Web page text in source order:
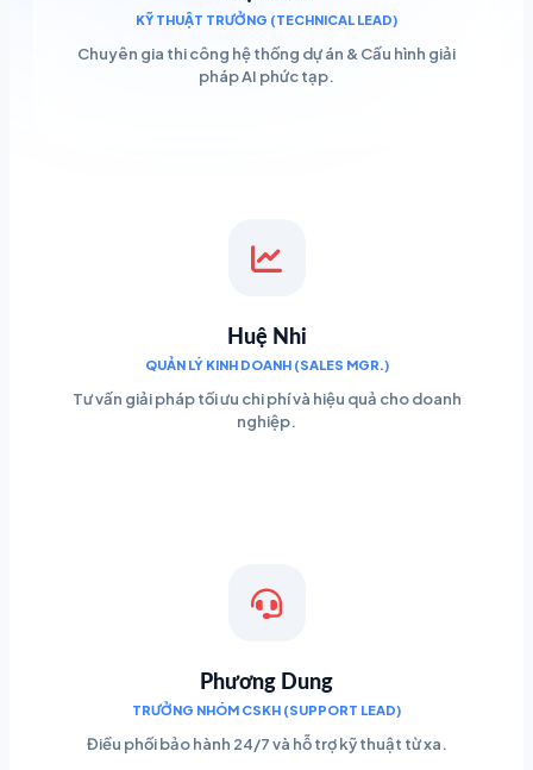
KỸ THUẬT TRƯỞNG (TECHNICAL LEAD)
Chuyên gia thi công hệ thống dự án & Cấu hình giải
pháp AI phức tạp.
Huệ Nhi
QUẢN LÝ KINH DOANH (SALES MGR.)
Tư vấn giải pháp tối ưu chi phí và hiệu quả cho doanh
nghiệp.
Phương Dung
TRƯỞNG NHÓM CSKH (SUPPORT LEAD)
Điều phối bảo hành 24/7 và hỗ trợ kỹ thuật từ xa.